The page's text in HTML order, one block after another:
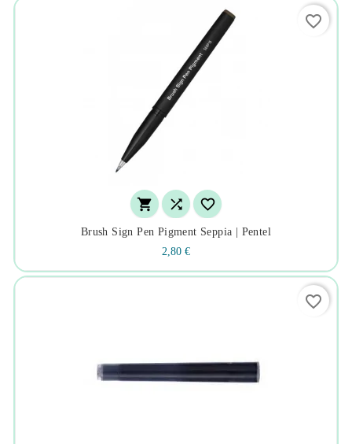
  
Brush Sign Pen Pigment Seppia | Pentel
2,80 €
favorite_border
favorite_border